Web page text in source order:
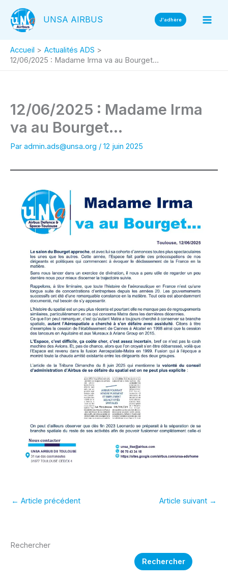
contenu
UNSA AIRBUS J'adhère
Accueil
Actualités ADS
12/06/2025 : Madame Irma va au Bourget…
12/06/2025 : Madame Irma
va au Bourget…
Par admin.ads@unsa.org / 12 juin 2025
← Article précédent Article suivant →
Rechercher
Rechercher